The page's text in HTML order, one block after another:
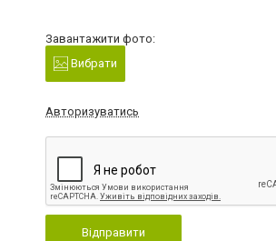
Завантажити фото:
Вибрати
Авторизуватись
Відправити